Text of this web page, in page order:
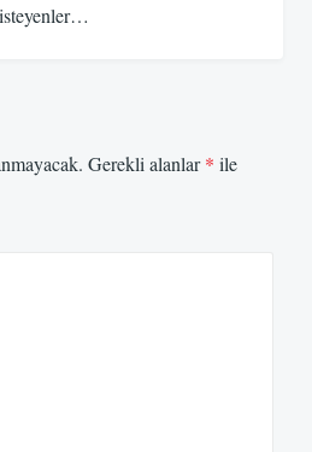
Gerekli alanlar* ile